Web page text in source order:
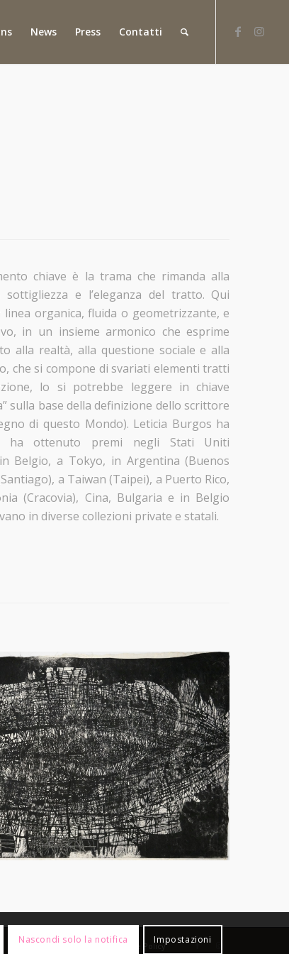
News Press Contatti
chiave è la trama che rimanda alla
e l’eleganza del tratto. Qui
organica, fluida o geometrizzante, e
in un insieme armonico che esprime
alla realtà, alla questione sociale e alla
che si compone di svariati elementi tratti
lo si potrebbe leggere in chiave
sulla base della definizione dello scrittore
di questo Mondo). Leticia Burgos ha
ha ottenuto premi negli Stati Uniti
Belgio, a Tokyo, in Argentina (Buenos
a Taiwan (Taipei), a Puerto Rico,
(Cracovia), Cina, Bulgaria e in Belgio
in diverse collezioni private e statali.
Privacy Policy Cookie Policy
Nascondi solo la notifica Impostazioni